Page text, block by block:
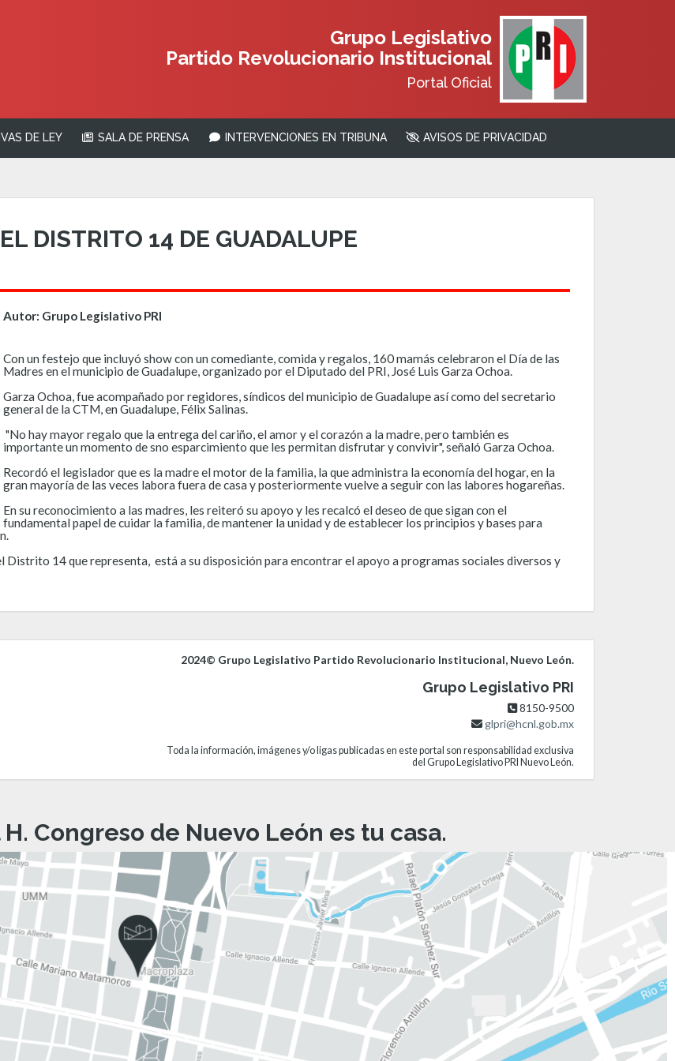
Grupo Legislativo
Partido Revolucionario Institucional
Portal Oficial
DE LEY SALA DE PRENSA INTERVENCIONES EN TRIBUNA AVISOS DE PRIVACIDAD
DISTRITO 14 DE GUADALUPE
Autor: Grupo Legislativo PRI
Con un festejo que incluyó show con un comediante, comida y regalos, 160 mamás celebraron el Día de las
Madres en el municipio de Guadalupe, organizado por el Diputado del PRI, José Luis Garza Ochoa.
Garza Ochoa, fue acompañado por regidores, síndicos del municipio de Guadalupe así como del secretario
general de la CTM, en Guadalupe, Félix Salinas.
"No hay mayor regalo que la entrega del cariño, el amor y el corazón a la madre, pero también es
importante un momento de sno esparcimiento que les permitan disfrutar y convivir", señaló Garza Ochoa.
Recordó el legislador que es la madre el motor de la familia, la que administra la economía del hogar, en la
gran mayoría de las veces labora fuera de casa y posteriormente vuelve a seguir con las labores hogareñas.
En su reconocimiento a las madres, les reiteró su apoyo y les recalcó el deseo de que sigan con el
fundamental papel de cuidar la familia, de mantener la unidad y de establecer los principios y bases para
14 que representa, está a su disposición para encontrar el apoyo a programas sociales diversos y
2024© Grupo Legislativo Partido Revolucionario Institucional, Nuevo León.
Grupo Legislativo PRI
8150-9500
glpri@hcnl.gob.mx
Toda la información, imágenes y/o ligas publicadas en este portal son responsabilidad exclusiva
del Grupo Legislativo PRI Nuevo León.
Congreso de Nuevo León es tu casa.